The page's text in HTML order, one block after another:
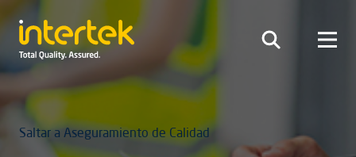
Saltar a Aseguramiento de Calidad